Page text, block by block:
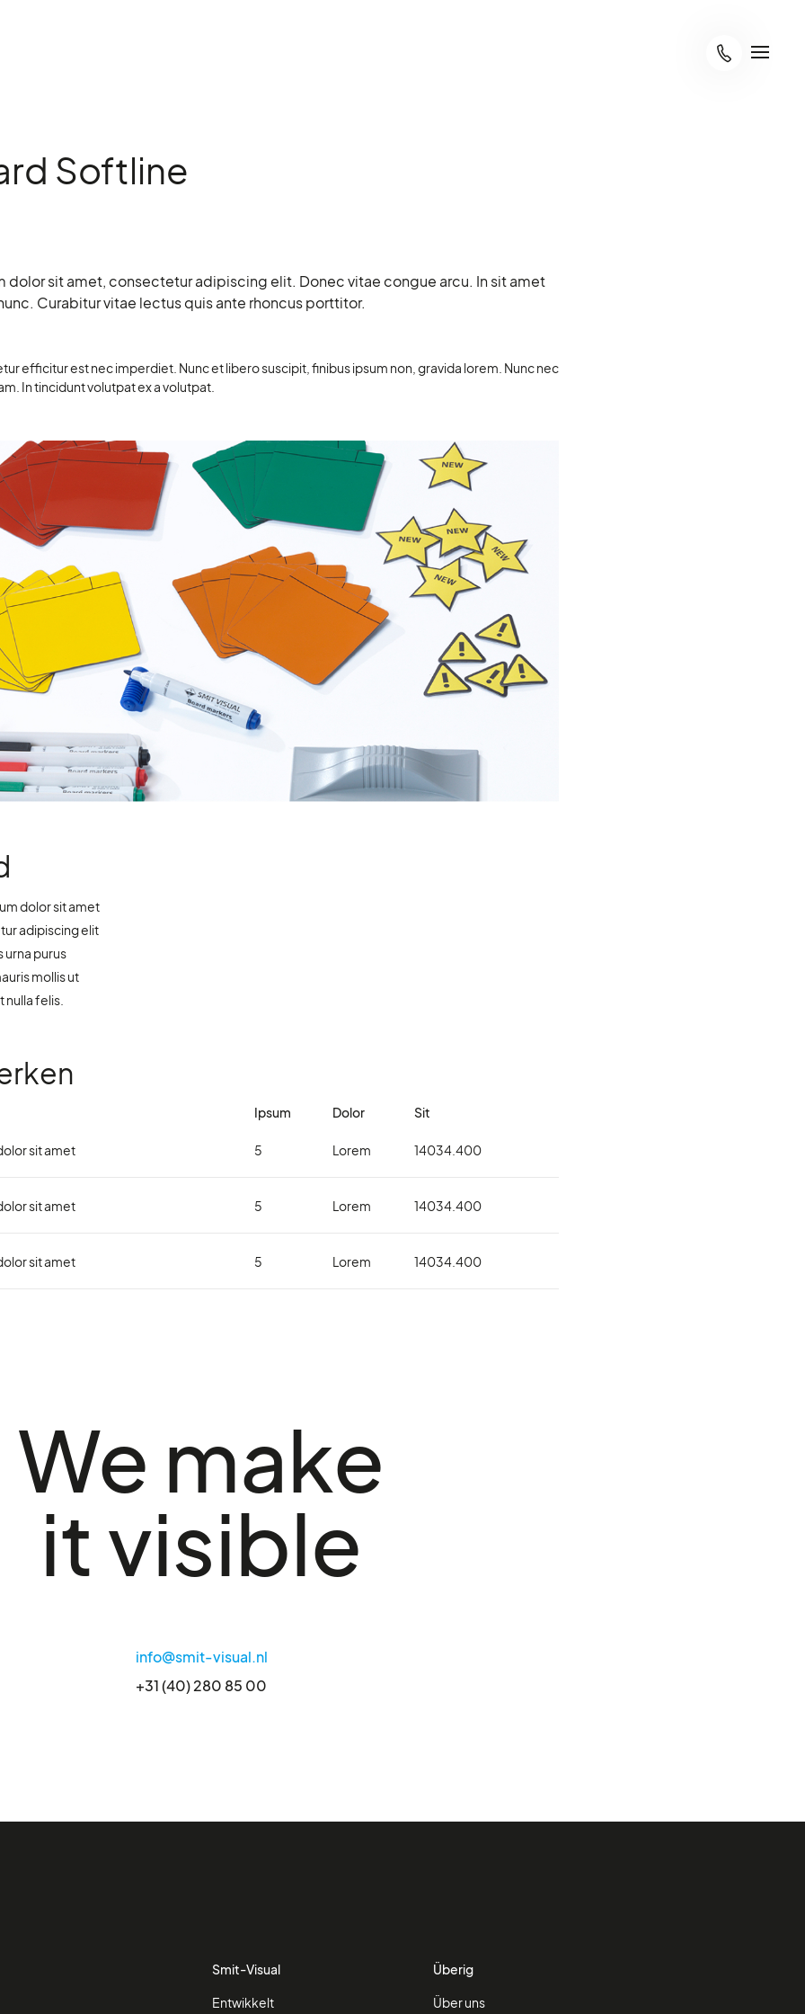
Softline
dolor sit amet, consectetur adipiscing elit. Donec vitae congue arcu. In sit amet
Curabitur vitae lectus quis ante rhoncus porttitor.
efficitur est nec imperdiet. Nunc et libero suscipit, finibus ipsum non, gravida lorem. Nunc nec
In tincidunt volutpat ex a volutpat.
dolor sit amet
adipiscing elit
urna purus
mollis ut
nulla felis.
Ipsum Dolor Sit
sit amet 5 Lorem 14034.400
sit amet 5 Lorem 14034.400
sit amet 5 Lorem 14034.400
We make
it visible
info@smit-visual.nl
+31 (40) 280 85 00
Smit-Visual
Entwikkelt
Überig
Über uns